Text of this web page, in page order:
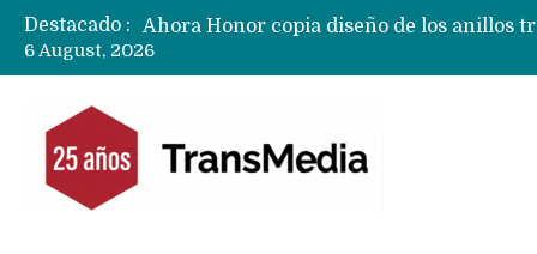
Destacado :
6 August, 2026